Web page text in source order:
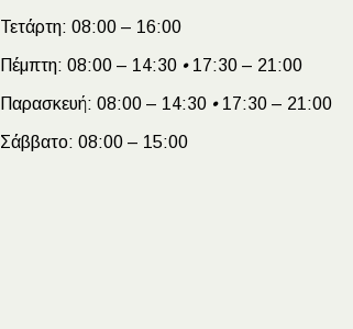
Τετάρτη: 08:00 – 16:00
Πέμπτη: 08:00 – 14:30 •17:30 – 21:00
Παρασκευή: 08:00 – 14:30 •17:30 – 21:00
Σάββατο: 08:00 – 15:00